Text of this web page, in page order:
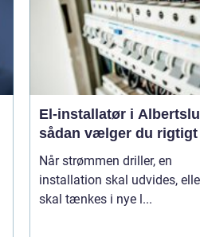
El-installatør i
sådan vælger du rigtigt
Når strømmen driller, en
installation skal udvides,
skal tænkes i nye l...